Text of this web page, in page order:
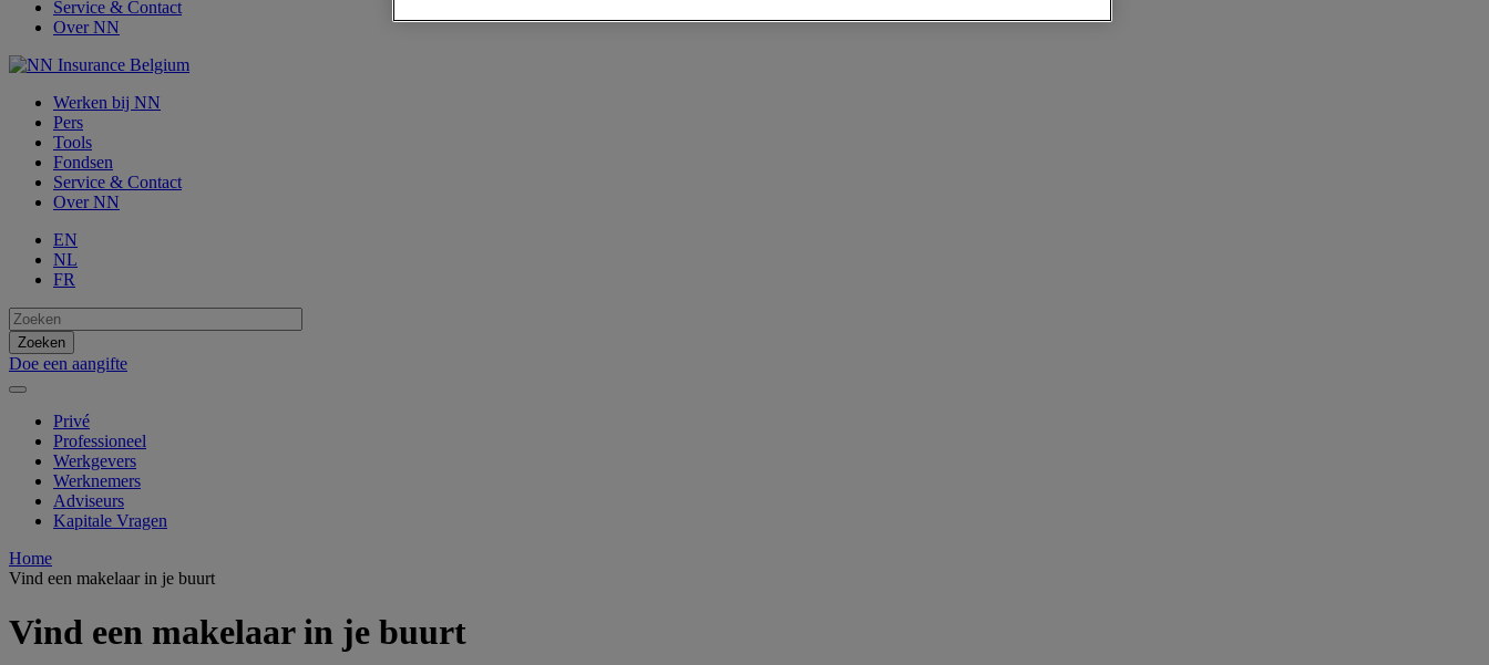
Service & Contact
Over NN
Werken bij NN
Pers
Tools
Fondsen
Service & Contact
Over NN
EN
NL
FR
Doe een aangifte
Privé
Professioneel
Werkgevers
Werknemers
Adviseurs
Kapitale Vragen
Home
Vind een makelaar in je buurt
Vind een makelaar in je buurt